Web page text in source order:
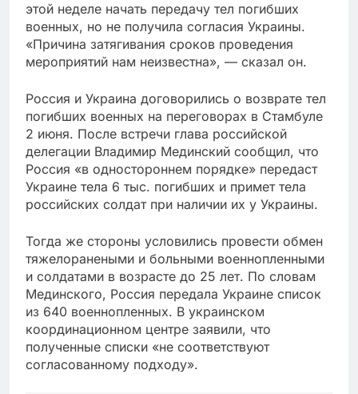
этой неделе начать передачу тел погибших
военных, но не получила согласия Украины.
«Причина затягивания сроков проведения
мероприятий нам неизвестна», — сказал он.
Россия и Украина договорились о возврате тел
погибших военных на переговорах в Стамбуле
2 июня. После встречи глава российской
делегации Владимир Мединский сообщил, что
Россия «в одностороннем порядке» передаст
Украине тела 6 тыс. погибших и примет тела
российских солдат при наличии их у Украины.
Тогда же стороны условились провести обмен
тяжелоранеными и больными военнопленными
и солдатами в возрасте до 25 лет. По словам
Мединского, Россия передала Украине список
из 640 военнопленных. В украинском
координационном центре заявили, что
полученные списки «не соответствуют
согласованному подходу».